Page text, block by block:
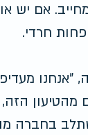
אם יש
חרדי.
"אנחנו
מהטיעון
בחברה